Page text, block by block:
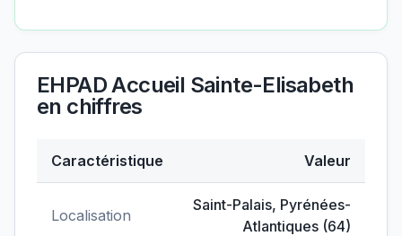
EHPAD Accueil Sainte-Elisabeth
en chiffres
Caractéristique Valeur
Localisation
Saint-Palais, Pyrénées-
Atlantiques (64)